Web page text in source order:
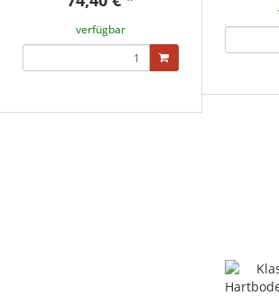
verfügbar